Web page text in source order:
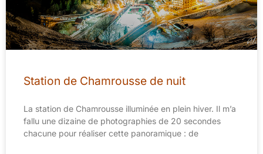
Station de Chamrousse de nuit
La station de Chamrousse illuminée en plein hiver. Il m’a
fallu une dizaine de photographies de 20 secondes
chacune pour réaliser cette panoramique : de